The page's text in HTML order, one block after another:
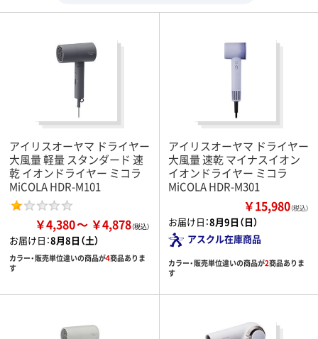
アイリスオーヤマ ドライヤー
大風量 軽量 スタンダード 速
乾 イオンドライヤー ミコラ
MiCOLA HDR-M101
￥4,380 ￥4,878
お届け日：8月8日（土）
カラー・販売単位違いの商品が4商品ありま
す
アイリスオーヤマ ドライヤー
大風量 速乾 マイナスイオン
イオンドライヤー ミコラ
MiCOLA HDR-M301
￥15,980（税込）
お届け日：8月9日（日）
アスクル在庫商品
カラー・販売単位違いの商品が2商品ありま
す